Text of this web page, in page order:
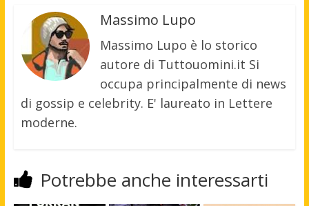
Massimo Lupo
Massimo Lupo è lo storico
autore di Tuttouomini.it Si
occupa principalmente di news
di gossip e celebrity. E' laureato in Lettere
moderne.
Potrebbe anche interessarti